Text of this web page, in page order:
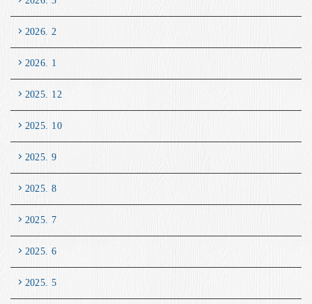
2026. 2
2026. 1
2025. 12
2025. 10
2025. 9
2025. 8
2025. 7
2025. 6
2025. 5